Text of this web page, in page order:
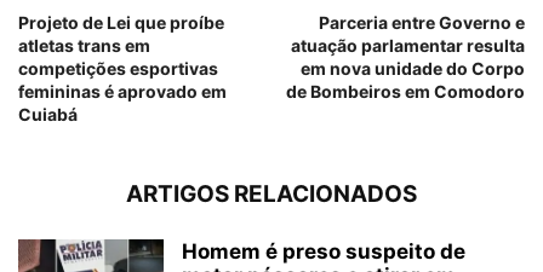
Projeto de Lei que proíbe
atletas trans em
competições esportivas
femininas é aprovado em
Cuiabá
Parceria entre Governo e
atuação parlamentar resulta
em nova unidade do Corpo
de Bombeiros em Comodoro
ARTIGOS RELACIONADOS
Homem é preso suspeito de